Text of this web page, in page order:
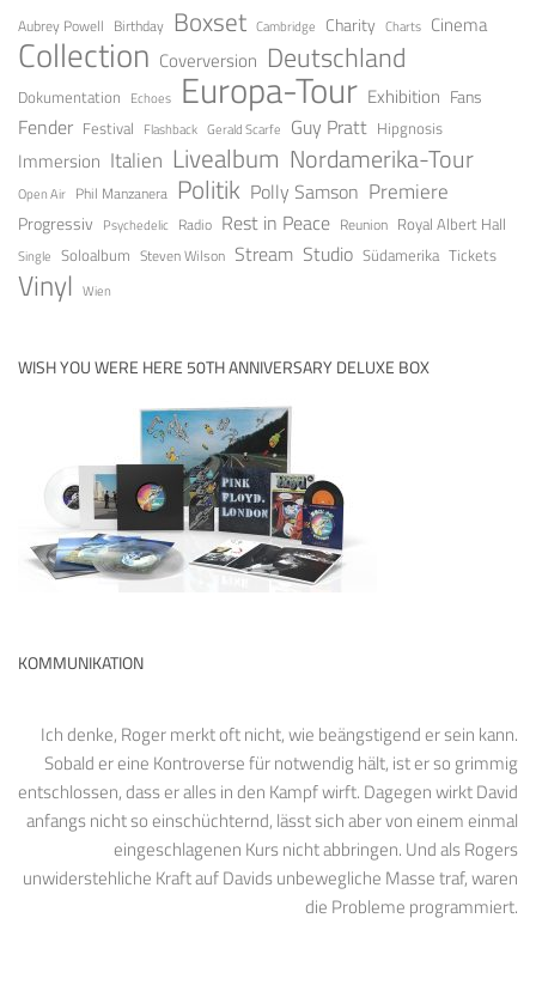
Aubrey Powell Birthday Boxset Cambridge Charity Charts Cinema
Collection Coverversion Deutschland
Dokumentation Echoes Europa-Tour Exhibition Fans
Fender Festival Flashback Gerald Scarfe Guy Pratt Hipgnosis
Immersion Italien Livealbum Nordamerika-Tour
Open Air Phil Manzanera Politik Polly Samson Premiere
Progressiv Psychedelic Radio Rest in Peace Reunion Royal Albert Hall
Single Soloalbum Steven Wilson Stream Studio Südamerika Tickets
Vinyl Wien
WISH YOU WERE HERE 50TH ANNIVERSARY DELUXE BOX
KOMMUNIKATION
Ich denke, Roger merkt oft nicht, wie beängstigend er sein kann.
Sobald er eine Kontroverse für notwendig hält, ist er so grimmig
entschlossen, dass er alles in den Kampf wirft. Dagegen wirkt David
anfangs nicht so einschüchternd, lässt sich aber von einem einmal
eingeschlagenen Kurs nicht abbringen. Und als Rogers
unwiderstehliche Kraft auf Davids unbewegliche Masse traf, waren
die Probleme programmiert.